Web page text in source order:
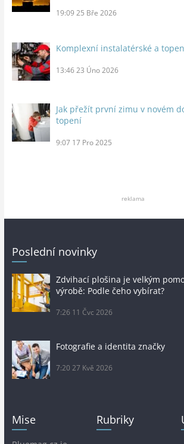
19:09 25 Bře 2026
Komplexní instalatérské a
13:46 23 Úno 2026
Jak přežít první zimu v novém
topení
9:07 17 Pro 2025
reklama
Poslední novinky
Zdvihací plošina je velkým
výrobě: Podle čeho vybírat?
7:26 11 Čvc 2026
Fotografie a identita značky
7:20 27 Kvě 2026
Mise Rubriky